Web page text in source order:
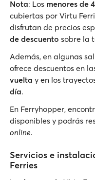
Nota: Los menores de
cubiertas por Virtu
disfrutan de precios
de descuento sobre la
Además, en algunas
ofrece descuentos en
vuelta y en los
día.
En Ferryhopper,
disponibles y podrás
online.
Servicios e
Ferries